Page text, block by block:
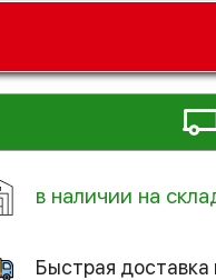
в наличии на
Быстрая доставка